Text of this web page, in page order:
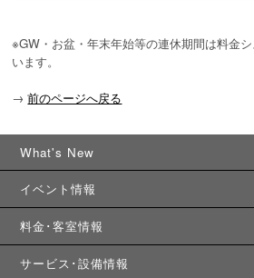
※GW・お盆・年末年始等の連休期間は料金
います。
→ 前のページへ戻る
What's New
イベント情報
料金･客室情報
サービス･設備情報